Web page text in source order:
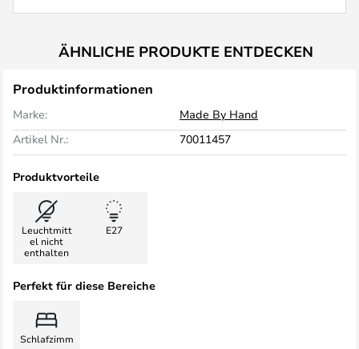
ÄHNLICHE PRODUKTE ENTDECKEN
Produktinformationen
Marke:
Made By Hand
Artikel Nr.:
70011457
Produktvorteile
Leuchtmitt
el nicht
enthalten
E27
Perfekt für diese Bereiche
Schlafzimm